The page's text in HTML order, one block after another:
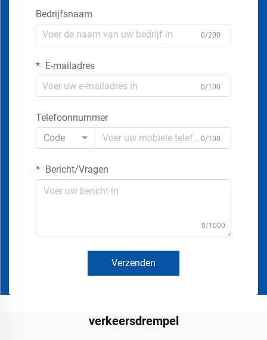
Bedrijfsnaam
0/200
E-mailadres
0/100
Telefoonnummer
Code
0/100
Bericht/Vragen
0/1000
Verzenden
verkeersdrempel